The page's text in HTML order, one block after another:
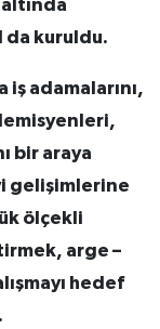
altında
da kuruldu.
iş adamalarını,
bir araya
gelişimlerine
ölçekli
arge –
hedef